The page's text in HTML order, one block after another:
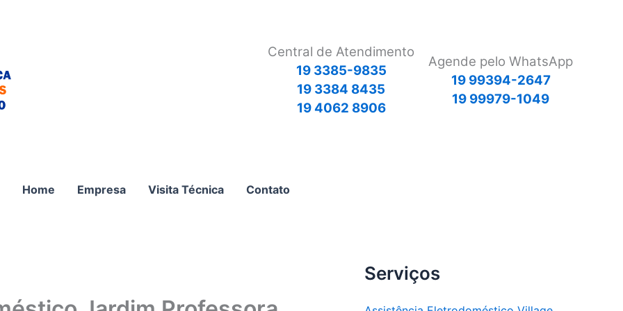
Central de Atendimento
19 3385-9835
19 3384 8435
19 4062 8906
Agende pelo WhatsApp
19 99394-2647
19 99979-1049
Home Empresa Visita Técnica Contato
Serviços